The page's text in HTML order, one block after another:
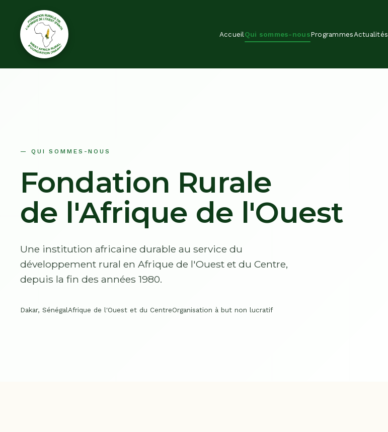
Accueil Qui sommes-nousProgrammesActualités
— QUI SOMMES-NOUS
Fondation Rurale
de l'Afrique de l'Ouest
Une institution africaine durable au service du
développement rural en Afrique de l'Ouest et du Centre,
depuis la fin des années 1980.
Dakar, SénégalAfrique de l'Ouest et du CentreOrganisation à but non lucratif